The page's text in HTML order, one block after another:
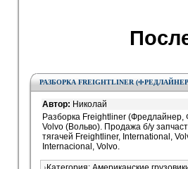
РАЗБОРКА FREIGHTLINER
Автор: Николай
Разборка Freightliner
Volvo (Вольво). Продажа б/у
тягачей Freightliner, International,
Internacional, Volvo.